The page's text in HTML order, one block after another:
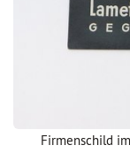
Firmenschild